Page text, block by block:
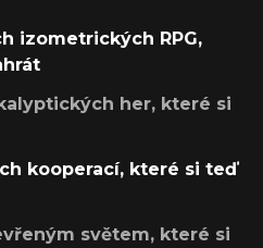
izometrických RPG,
her, které si
kooperací, které si teď
světem, které si